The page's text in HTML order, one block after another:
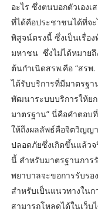
อะไร ซึ่งตนบอกตัวเอง
ที่ได้คือประชาชนได้ที่จ
พิสูจน์ตรงนี้ ซึ่งเป็นเรื่อ
มหาชน ซึ่งไม่ได้หมายถึ
ต้นกำเนิดสรพ.คือ “สรพ
ได้รับบริการที่มีมาตรฐ
พัฒนาระบบบริการให้ย
มาตรฐาน” นี่คือคำตอบ
ให้ถึงผลลัพธ์คือจิตวิญญ
ปลอดภัยซึ่งเกิดขึ้นแล้ว
นี้ สำหรับมาตรฐานการ
พยาบาลจะขอการรับรอ
สำหรับเป็นแนวทางใน
สามารถโหลดได้ในเว็บ